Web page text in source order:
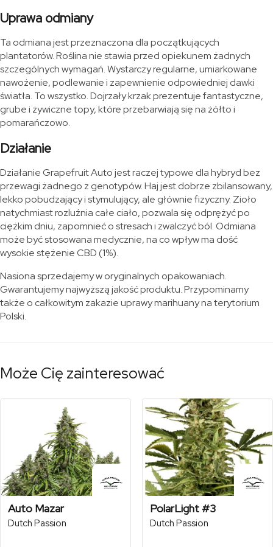
Uprawa odmiany
Ta odmiana jest przeznaczona dla początkujących
plantatorów. Roślina nie stawia przed opiekunem żadnych
szczególnych wymagań. Wystarczy regularne, umiarkowane
nawożenie, podlewanie i zapewnienie odpowiedniej dawki
światła. To wszystko. Dojrzały krzak prezentuje fantastyczne,
grube i żywiczne topy, które przebarwiają się na żółto i
pomarańczowo.
Działanie
Działanie Grapefruit Auto jest raczej typowe dla hybryd bez
przewagi żadnego z genotypów. Haj jest dobrze zbilansowany,
lekko pobudzający i stymulujący, ale głównie fizyczny. Zioło
natychmiast rozluźnia całe ciało, pozwala się odprężyć po
ciężkim dniu, zapomnieć o stresach i zwalczyć ból. Odmiana
może być stosowana medycznie, na co wpływ ma dość
wysokie stężenie CBD (1%).
Nasiona sprzedajemy w oryginalnych opakowaniach.
Gwarantujemy najwyższą jakość produktu. Przypominamy
także o całkowitym zakazie uprawy marihuany na terytorium
Polski.
Może Cię zainteresować
Auto Mazar
Dutch Passion
PolarLight #3
Dutch Passion